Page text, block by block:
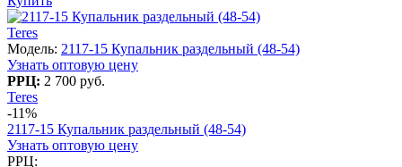
Teres
Модель: 2117-15 Купальник раздельный (48-54)
Узнать оптовую цену
РРЦ: 2 700 руб.
Teres
-11%
2117-15 Купальник раздельный (48-54)
Узнать оптовую цену
РРЦ: